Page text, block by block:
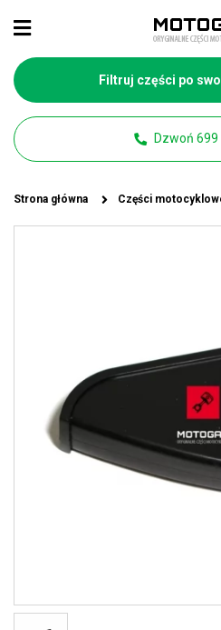
Filtruj części po
Dzwoń
Strona główna Części